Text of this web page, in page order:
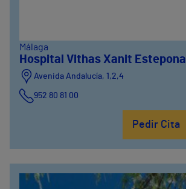
Málaga
Hospital Vithas Xanit Estepona
Avenida Andalucía, 1,2,4
952 80 81 00
Pedir Cita